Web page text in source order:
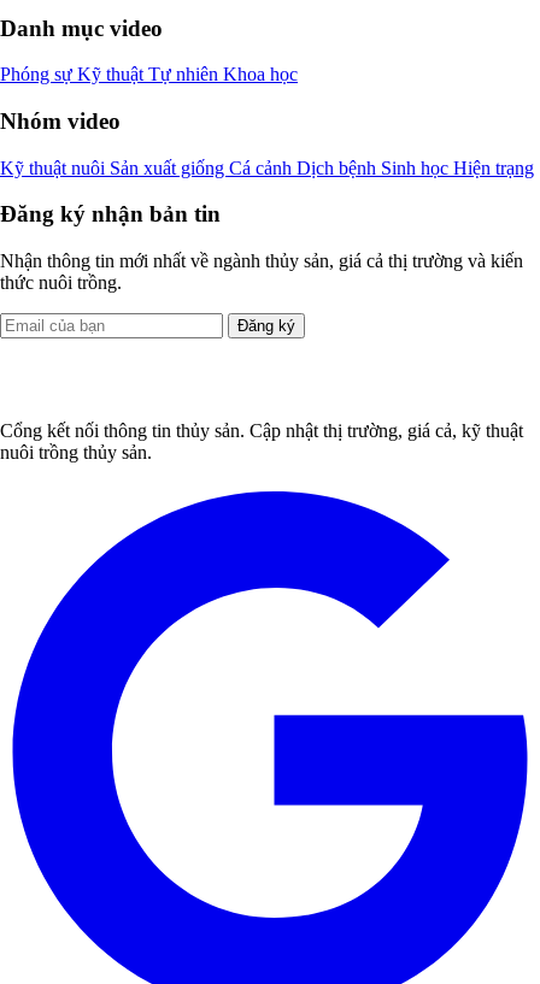
Danh mục video
Phóng sự Kỹ thuật Tự nhiên Khoa học
Nhóm video
Kỹ thuật nuôi Sản xuất giống Cá cảnh Dịch bệnh Sinh học Hiện trạng
Đăng ký nhận bản tin
Nhận thông tin mới nhất về ngành thủy sản, giá cả thị trường và kiến
thức nuôi trồng.
Đăng ký
Cổng kết nối thông tin thủy sản. Cập nhật thị trường, giá cả, kỹ thuật
nuôi trồng thủy sản.